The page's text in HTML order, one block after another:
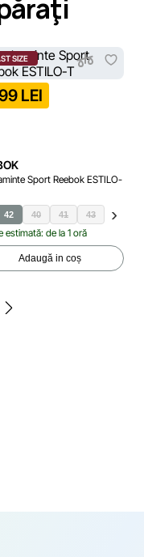
SIZE
LEI
Sport Reebok ESTILO-
42 40 41 43 44
estimată: de la 1 oră
Adaugă in coș